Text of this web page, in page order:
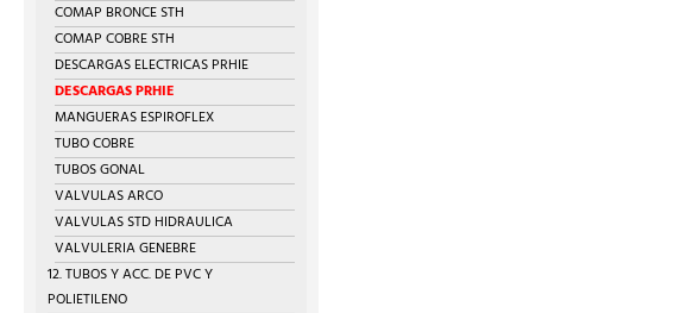
COMAP BRONCE STH
COMAP COBRE STH
DESCARGAS ELECTRICAS PRHIE
DESCARGAS PRHIE
MANGUERAS ESPIROFLEX
TUBO COBRE
TUBOS GONAL
VALVULAS ARCO
VALVULAS STD HIDRAULICA
VALVULERIA GENEBRE
12. TUBOS Y ACC. DE PVC Y
POLIETILENO